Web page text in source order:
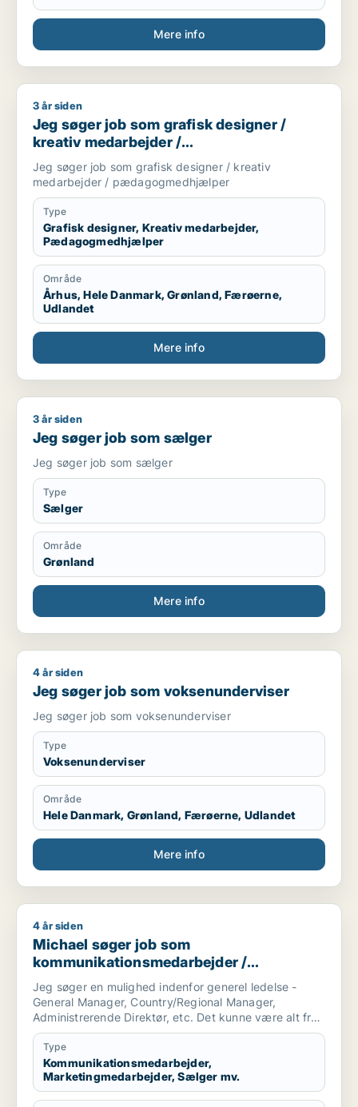
Mere info
Jeg søger job som grafisk designer / kreativ medarbejder
3 år siden
Jeg søger job som grafisk designer /
kreativ medarbejder /
pædagogmedhjælper
Jeg søger job som grafisk designer / kreativ
medarbejder / pædagogmedhjælper
Type
Grafisk designer, Kreativ medarbejder,
Pædagogmedhjælper
Område
Århus, Hele Danmark, Grønland, Færøerne,
Udlandet
Mere info
Jeg søger job som sælger
3 år siden
Jeg søger job som sælger
Jeg søger job som sælger
Type
Sælger
Område
Grønland
Mere info
Jeg søger job som voksenunderviser
4 år siden
Jeg søger job som voksenunderviser
Jeg søger job som voksenunderviser
Type
Voksenunderviser
Område
Hele Danmark, Grønland, Færøerne, Udlandet
Mere info
Michael søger job som kommunikationsmedarbejder /
4 år siden
Michael søger job som
kommunikationsmedarbejder /
marketingmedarbejder / sælger /
forretningsudvikler / kulturmedarbejder
Jeg søger en mulighed indenfor generel ledelse -
General Manager, Country/Regional Manager,
Administrerende Direktør, etc. Det kunne være alt fra
en startup virksomhed til et etableret selskab.
Branchen er i udgangspunktet mindre vigtig for mig,
så længe at virksomheden har et godt produkt og
gode værdier.
Type
Kommunikationsmedarbejder,
Marketingmedarbejder, Sælger mv.